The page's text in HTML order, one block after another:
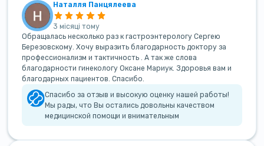
Наталля Панцялеева
3 місяці тому
Обращалась несколько раз к гастроэнтерологу Сергею
Березовскому. Хочу выразить благодарность доктору за
профессионализм и тактичность . А так же слова
благодарности гинекологу Оксане Мариук. Здоровья вам и
благодарных пациентов. Спасибо.
Спасибо за отзыв и высокую оценку нашей работы!
Мы рады, что Вы остались довольны качеством
медицинской помощи и внимательным